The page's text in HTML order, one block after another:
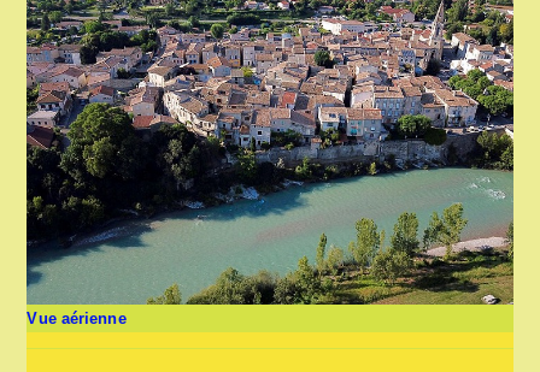
Vue aérienne